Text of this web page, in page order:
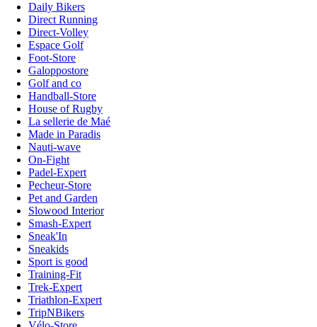
Daily Bikers
Direct Running
Direct-Volley
Espace Golf
Foot-Store
Galoppostore
Golf and co
Handball-Store
House of Rugby
La sellerie de Maé
Made in Paradis
Nauti-wave
On-Fight
Padel-Expert
Pecheur-Store
Pet and Garden
Slowood Interior
Smash-Expert
Sneak'In
Sneakids
Sport is good
Training-Fit
Trek-Expert
Triathlon-Expert
TripNBikers